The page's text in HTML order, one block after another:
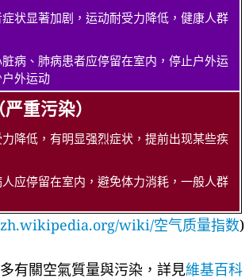
状显著加剧，运动耐受力降低，健康人群
病、肺病患者应停留在室内，停止户外运
外运动
重污染）
降低，有明显强烈症状，提前出现某些疾
应停留在室内，避免体力消耗，一般人群
wiki/空气质量指数)
有關空氣質量與污染，詳見維基百科